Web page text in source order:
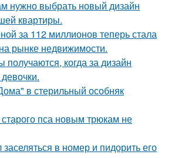
нужно выбрать новый дизайн
квартиры.
за 112 миллионов теперь стала
рынке недвижимости.
получаются, когда за дизайн
в стерильный особняк
старого пса новым трюкам не
в номер и пидорить его